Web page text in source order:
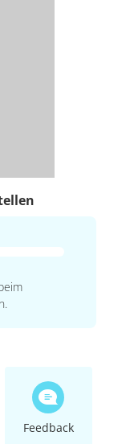
Feedback